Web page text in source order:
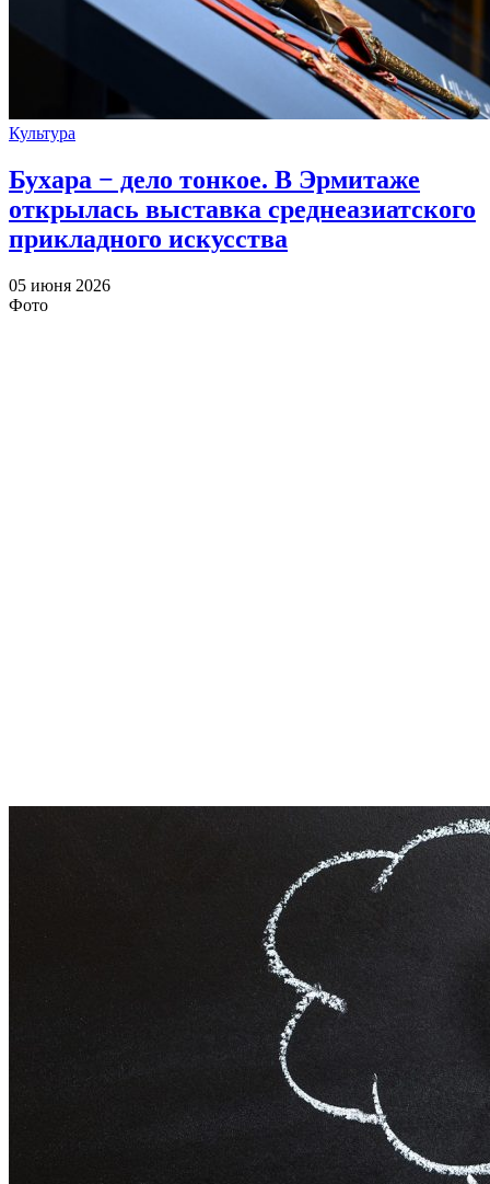
Культура
Бухара − дело тонкое. В Эрмитаже
открылась выставка среднеазиатского
прикладного искусства
05 июня 2026
Фото